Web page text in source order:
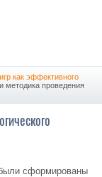
как эффективного
методика проведения
сформированы